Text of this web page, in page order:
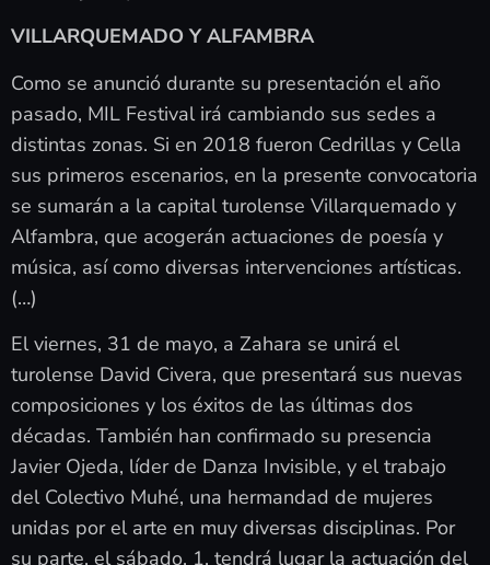
VILLARQUEMADO Y ALFAMBRA
Como se anunció durante su presentación el año
pasado, MIL Festival irá cambiando sus sedes a
distintas zonas. Si en 2018 fueron Cedrillas y Cella
sus primeros escenarios, en la presente convocatoria
se sumarán a la capital turolense Villarquemado y
Alfambra, que acogerán actuaciones de poesía y
música, así como diversas intervenciones artísticas.
(…)
El viernes, 31 de mayo, a Zahara se unirá el
turolense David Civera, que presentará sus nuevas
composiciones y los éxitos de las últimas dos
décadas. También han confirmado su presencia
Javier Ojeda, líder de Danza Invisible, y el trabajo
del Colectivo Muhé, una hermandad de mujeres
unidas por el arte en muy diversas disciplinas. Por
su parte, el sábado, 1, tendrá lugar la actuación del